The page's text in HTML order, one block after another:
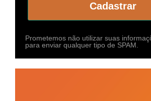
Cadastrar
Prometemos não utilizar suas
para enviar qualquer tipo de SPAM.